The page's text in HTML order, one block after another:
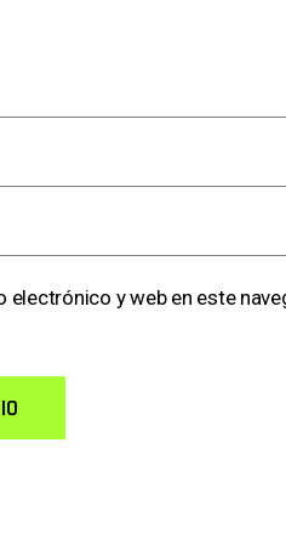
electrónico y web en este